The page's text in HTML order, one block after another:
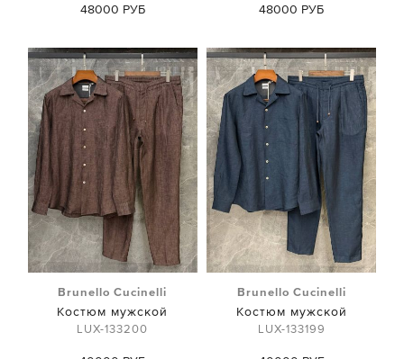
48000 РУБ 48000 РУБ
Brunello Cucinelli
Костюм мужской
LUX-133200
Brunello Cucinelli
Костюм мужской
LUX-133199